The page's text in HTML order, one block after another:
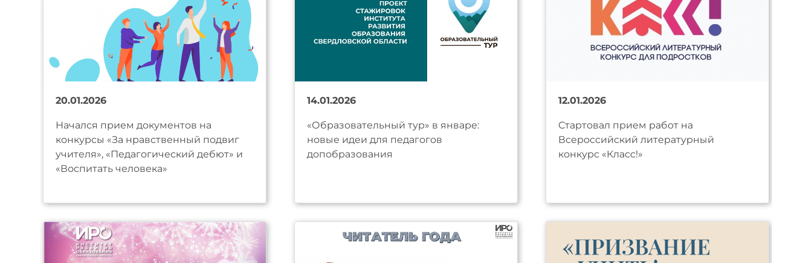
20.01.2026
Начался прием документов на
конкурсы «За нравственный подвиг
учителя», «Педагогический дебют» и
«Воспитать человека»
14.01.2026
«Образовательный тур» в январе:
новые идеи для педагогов
допобразования
12.01.2026
Стартовал прием работ на
Всероссийский литературный
конкурс «Класс!»